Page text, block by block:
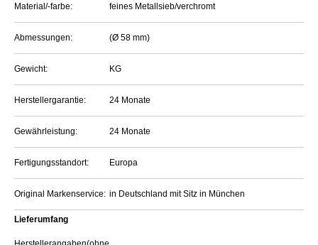
Material/-farbe: feines Metallsieb/verchromt
Abmessungen: (Ø 58 mm)
Gewicht: KG
Herstellergarantie: 24 Monate
Gewährleistung: 24 Monate
Fertigungsstandort: Europa
Original Markenservice: in Deutschland mit Sitz in München
Lieferumfang